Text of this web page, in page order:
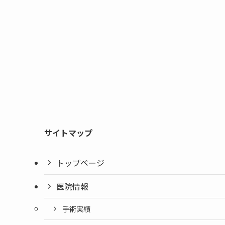
サイトマップ
トップページ
医院情報
手術実績